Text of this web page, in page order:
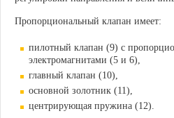
Пропорциональный клапан имеет:
пилотный клапан (9) с
электромагнитами (5 и 6),
главный клапан (10),
основной золотник (11),
центрирующая пружина (12).